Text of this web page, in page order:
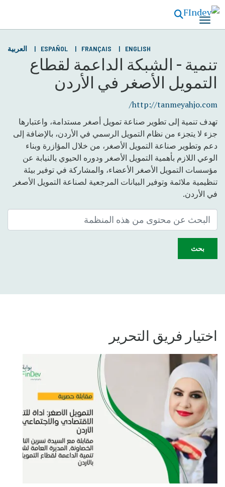
الرئيسي
تنمية - الشبكة الداعمة لقطاع
التمويل الأصغر في الأردن
http://tanmeyahjo.com/
تهدف تنمية إلى تطوير صناعة تمويل أصغر مستدامة، واعتبارها
جزء لا يتجزء من نظام التمويل الرسمي في الأردن، بالإضافة إلى
دعم وتطوير صناعة التمويل الأصغر، من خلال المؤازرة وبناء
الوعي اللازم بأهمية التمويل الأصغر ودوره الحيوي بالنيابة عن
مؤسسات التمويل الأصغر الأعضاء، والمشاركة في توفير بيئة
تنظيمية ملائمة وتوفير البيانات المرجعية لصناعة التمويل الأصغر
في الأردن.
ENGLISH
FRANÇAIS
ESPAÑOL العربية
بحث
اختيار فريق التحرير